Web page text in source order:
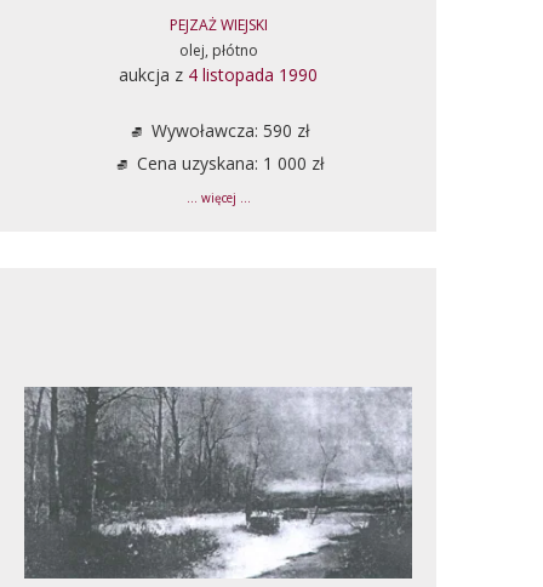
PEJZAŻ WIEJSKI
olej, płótno
aukcja z 4 listopada 1990
Wywoławcza: 590 zł
Cena uzyskana: 1 000 zł
... więcej ...